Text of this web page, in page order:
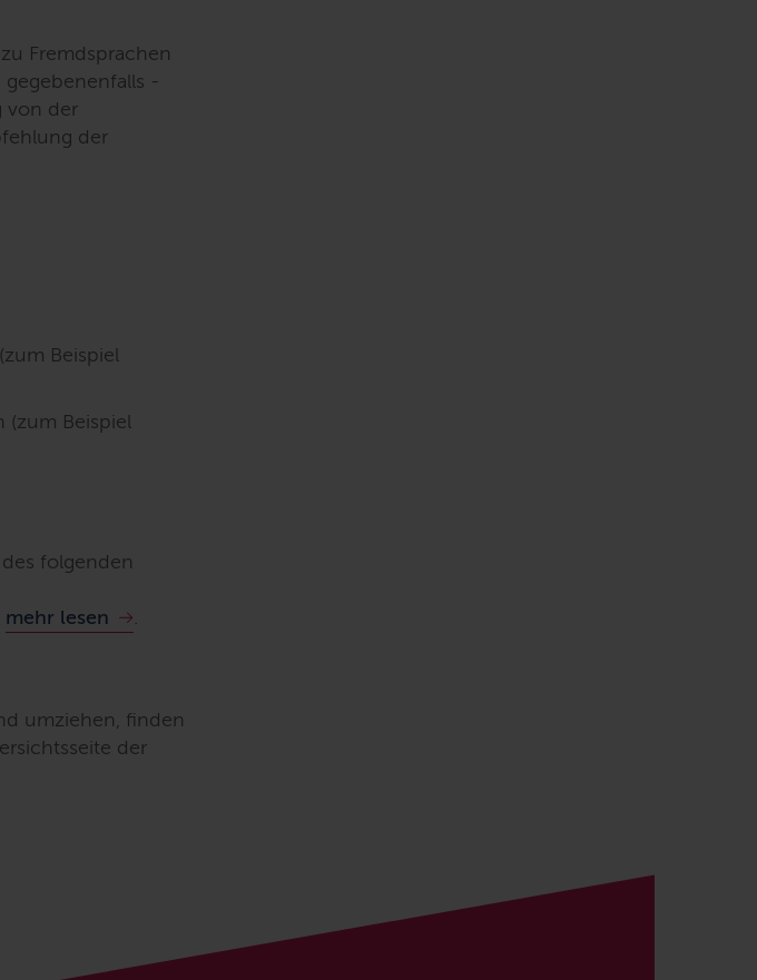
Fremdsprachen
-
von der
der
Beispiel
(zum Beispiel
folgenden
mehr lesen .
umziehen, finden
der